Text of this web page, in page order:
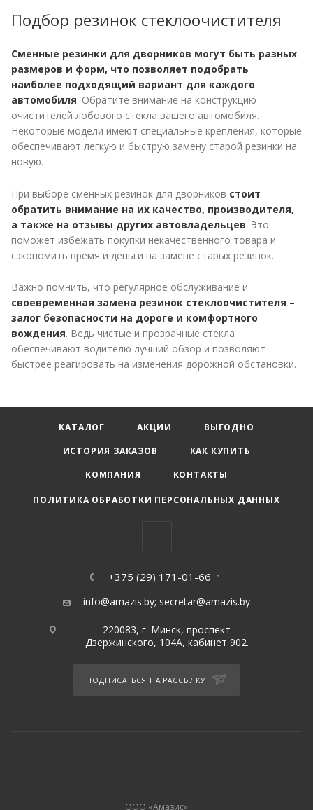
Подбор резинок стеклоочистителя
Сменные резинки для дворников могут быть разных
размеров и форм, что позволяет подобрать
наиболее подходящий вариант для каждого
автомобиля. Обратите внимание на конструкцию
очистителей лобового стекла вашего автомобиля.
Некоторые модели имеют специальные крепления, которые
обеспечивают легкую и быструю замену старой резинки на
новую.
При выборе сменных резинок для дворников стоит
обратить внимание на их качество, производителя,
а также на отзывы других автовладельцев. Это
поможет избежать покупки некачественного товара и
сэкономить время и деньги на замене старых резинок.
Важно помнить, что регулярное обслуживание и
своевременная замена резинок стеклоочистителя –
залог безопасности на дороге и комфортного
вождения. Ведь чистые и прозрачные стекла
обеспечивают водителю лучший обзор и позволяют
быстрее реагировать на изменения дорожной обстановки.
КАТАЛОГ АКЦИИ
ВЫГОДНО
ИСТОРИЯ ЗАКАЗОВ
КАК КУПИТЬ
КОМПАНИЯ
КОНТАКТЫ
ПОЛИТИКА ОБРАБОТКИ ПЕРСОНАЛЬНЫХ ДАННЫХ
+375 (29) 171-01-66
info@amazis.by; secretar@amazis.by
220083, г. Минск, проспект
Дзержинского, 104А, кабинет 902.
ПОДПИСАТЬСЯ НА РАССЫЛКУ
ООО «Амазис»